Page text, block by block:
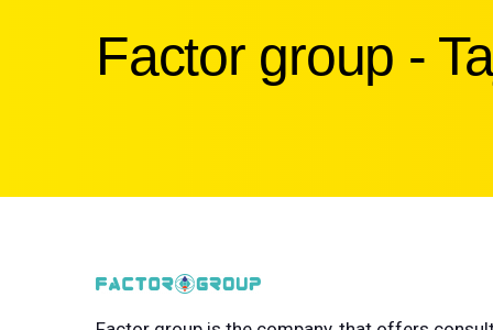
Factor group -